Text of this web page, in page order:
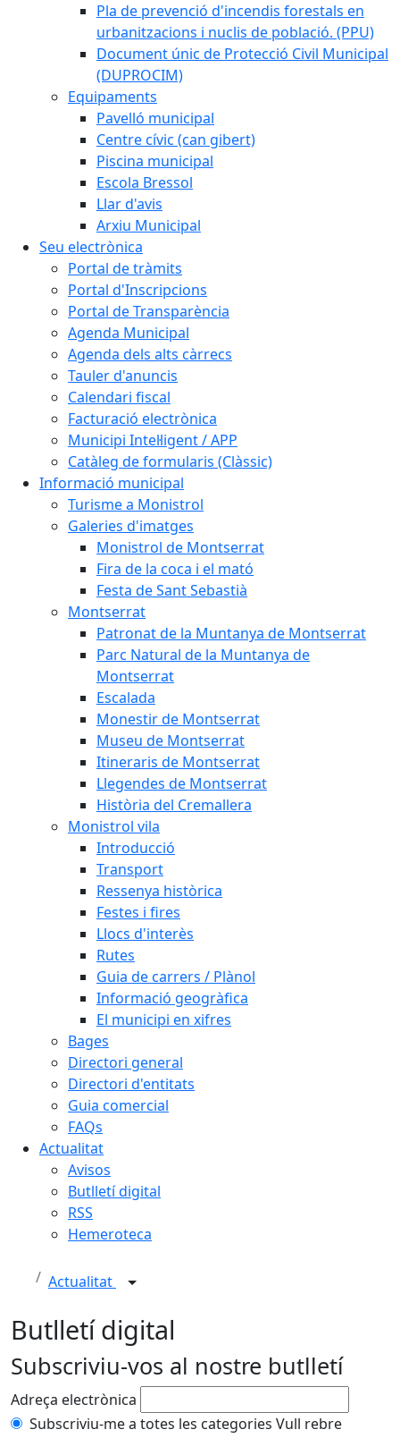
Pla de prevenció d'incendis forestals en
urbanitzacions i nuclis de població. (PPU)
Document únic de Protecció Civil Municipal
(DUPROCIM)
Equipaments
Pavelló municipal
Centre cívic (can gibert)
Piscina municipal
Escola Bressol
Llar d'avis
Arxiu Municipal
Seu electrònica
Portal de tràmits
Portal d'Inscripcions
Portal de Transparència
Agenda Municipal
Agenda dels alts càrrecs
Tauler d'anuncis
Calendari fiscal
Facturació electrònica
Municipi Intel·ligent / APP
Catàleg de formularis (Clàssic)
Informació municipal
Turisme a Monistrol
Galeries d'imatges
Monistrol de Montserrat
Fira de la coca i el mató
Festa de Sant Sebastià
Montserrat
Patronat de la Muntanya de Montserrat
Parc Natural de la Muntanya de
Montserrat
Escalada
Monestir de Montserrat
Museu de Montserrat
Itineraris de Montserrat
Llegendes de Montserrat
Història del Cremallera
Monistrol vila
Introducció
Transport
Ressenya històrica
Festes i fires
Llocs d'interès
Rutes
Guia de carrers / Plànol
Informació geogràfica
El municipi en xifres
Bages
Directori general
Directori d'entitats
Guia comercial
FAQs
Actualitat
Avisos
Butlletí digital
RSS
Hemeroteca
Actualitat
Butlletí digital
Subscriviu-vos al nostre butlletí
Adreça electrònica
Subscriviu-me a totes les categories Vull rebre